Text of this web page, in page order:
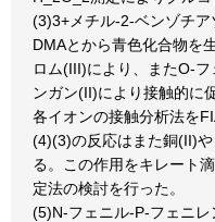
(3)3+メチル-2-ベンゾチ
DMAとから青色化合物を
ロム(III)により、またO-
ンガン(II)により接触的に
各イオンの接触分析法を
(4)(3)の反応はまた銅(II)
る。この作用をキレート
定法の検討を行った。
(5)N-フェニル-P-フェニ